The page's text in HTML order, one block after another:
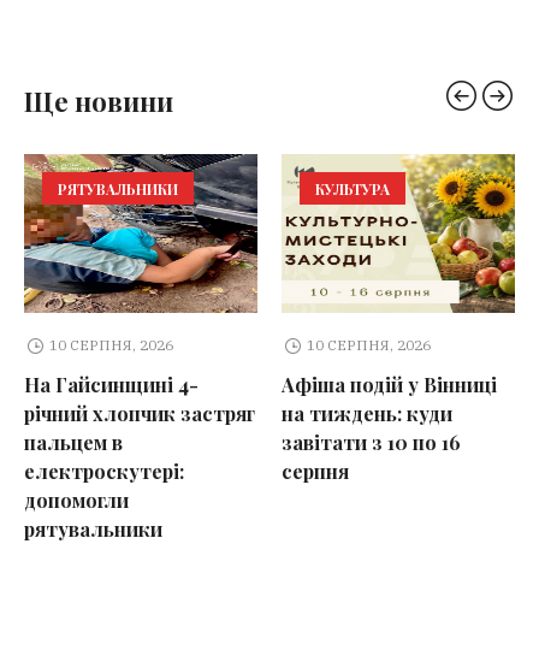
Ще новини
РЯТУВАЛЬНИКИ
10 СЕРПНЯ, 2026
На Гайсинщині 4-
річний хлопчик застряг
пальцем в
електроскутері:
допомогли
рятувальники
КУЛЬТУРА
10 СЕРПНЯ, 2026
Афіша подій у Вінниці
на тиждень: куди
завітати з 10 по 16
серпня